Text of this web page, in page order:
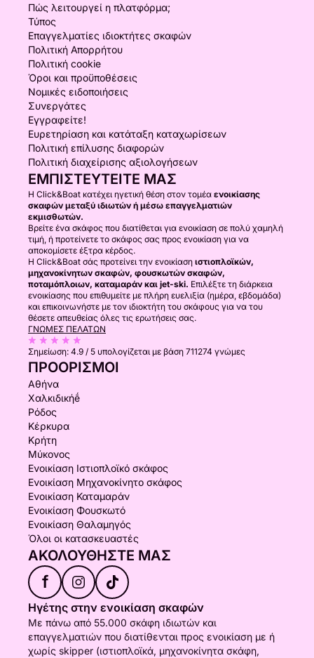
Πώς λειτουργεί η πλατφόρμα;
Τύπος
Επαγγελματίες ιδιοκτήτες σκαφών
Πολιτική Απορρήτου
Πολιτική cookie
Όροι και προϋποθέσεις
Νομικές ειδοποιήσεις
Συνεργάτες
Εγγραφείτε!
Ευρετηρίαση και κατάταξη καταχωρίσεων
Πολιτική επίλυσης διαφορών
Πολιτική διαχείρισης αξιολογήσεων
ΕΜΠΙΣΤΕΥΤΕΊΤΕ ΜΑΣ
Η Click&Boat κατέχει ηγετική θέση στον τομέα ενοικίασης
σκαφών μεταξύ ιδιωτών ή μέσω επαγγελματιών
εκμισθωτών.
Βρείτε ένα σκάφος που διατίθεται για ενοικίαση σε πολύ χαμηλή
τιμή, ή προτείνετε το σκάφος σας προς ενοικίαση για να
αποκομίσετε έξτρα κέρδος.
Η Click&Boat σάς προτείνει την ενοικίαση ιστιοπλοϊκών,
μηχανοκίνητων σκαφών, φουσκωτών σκαφών,
ποταμόπλοιων, καταμαράν και jet-ski. Επιλέξτε τη διάρκεια
ενοικίασης που επιθυμείτε με πλήρη ευελιξία (ημέρα, εβδομάδα)
και επικοινωνήστε με τον ιδιοκτήτη του σκάφους για να του
θέσετε απευθείας όλες τις ερωτήσεις σας.
ΓΝΏΜΕΣ ΠΕΛΑΤΏΝ
Σημείωση: 4.9 / 5 υπολογίζεται με βάση 711274 γνώμες
ΠΡΟΟΡΙΣΜΟΊ
Αθήνα
Χαλκιδικήḗ
Ρόδος
Κέρκυρα
Κρήτη
Μύκονος
Ενοικίαση Ιστιοπλοϊκό σκάφος
Ενοικίαση Μηχανοκίνητο σκάφος
Ενοικίαση Καταμαράν
Ενοικίαση Φουσκωτό
Ενοικίαση Θαλαμηγός
Όλοι οι κατασκευαστές
ΑΚΟΛΟΥΘΉΣΤΕ ΜΑΣ
f
Ηγέτης στην ενοικίαση σκαφών
Με πάνω από 55.000 σκάφη ιδιωτών και
επαγγελματιών που διατίθενται προς ενοικίαση με ή
χωρίς skipper (ιστιοπλοϊκά, μηχανοκίνητα σκάφη,